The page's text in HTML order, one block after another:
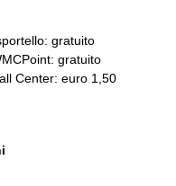
gratuito
gratuito
Center: euro 1,50